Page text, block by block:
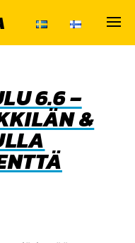
6.6 –
&